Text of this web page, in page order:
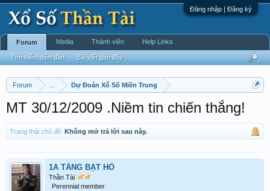
Đăng nhập | Đăng ký
Forum Dự Đoán Xổ Số Miền Trung
MT 30/12/2009 .Niềm tin chiến thắng!
Trạng thái chủ đề: Không mở trả lời sau này.
1A TĂNG BẠT HỔ
Thần Tài
Perennial member
Forum
Tìm kiếm diễn đàn Bài viết gần đây
Media Thành viên Help Links